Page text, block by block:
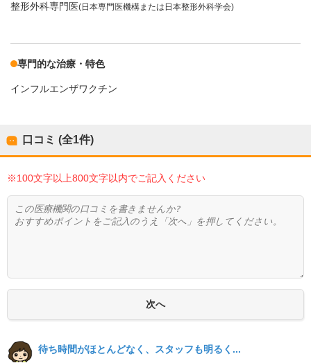
整形外科専門医(日本専門医機構または日本整形外科学会)
専門的な治療・特色
インフルエンザワクチン
口コミ (全1件)
※100文字以上800文字以内でご記入ください
待ち時間がほとんどなく、スタッフも明るく...